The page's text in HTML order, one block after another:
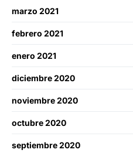
marzo 2021
febrero 2021
enero 2021
diciembre 2020
noviembre 2020
octubre 2020
septiembre 2020